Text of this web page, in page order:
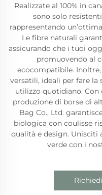
Realizzate al 100% in
sono solo
rappresentando
Le fibre naturali
assicurando che i tuoi
promuovendo al
ecocompatibile.
versatili, ideali per fare la
utilizzo quotidiano. Con
produzione di borse di
Bag Co., Ltd.
biologica con coulisse
qualità e design.
verde con i